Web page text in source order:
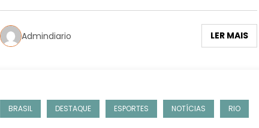
Admindiario LER MAIS
BRASIL DESTAQUE ESPORTES NOTÍCIAS RIO